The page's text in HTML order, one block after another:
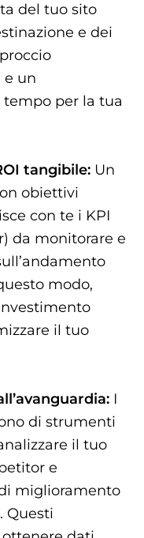
del tuo sito
e dei
e un
per la tua
tangibile: Un
obiettivi
con te i KPI
da monitorare e
modo,
il tuo
I
di strumenti
il tuo
e
miglioramento
. Questi